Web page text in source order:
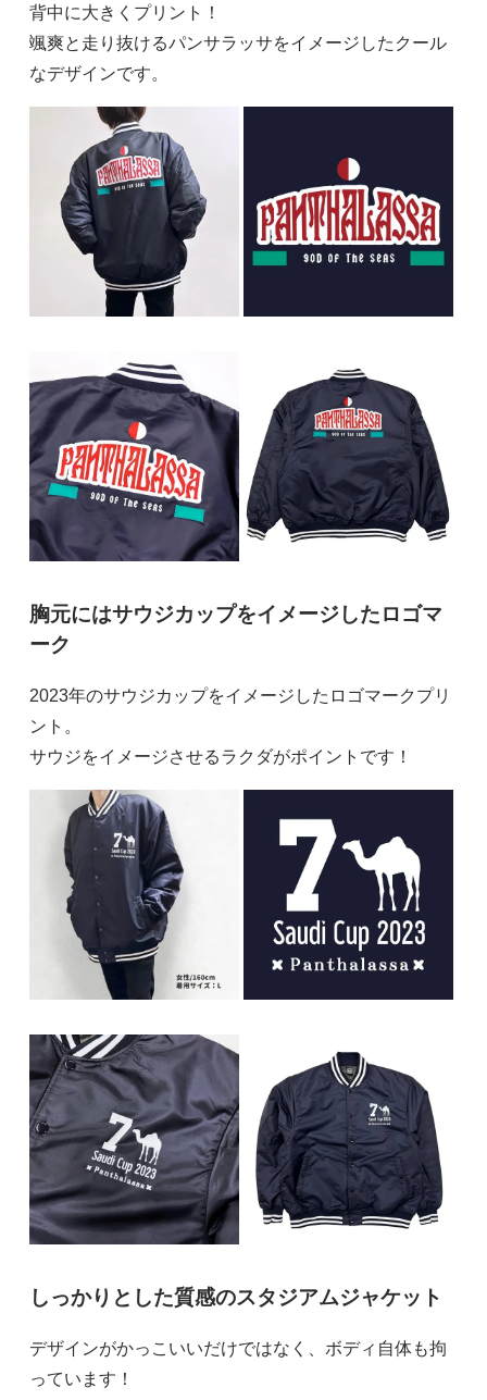
背中に大きくプリント！
颯爽と走り抜けるパンサラッサをイメージしたクール
なデザインです。
胸元にはサウジカップをイメージしたロゴマ
ーク
2023年のサウジカップをイメージしたロゴマークプリ
ント。
サウジをイメージさせるラクダがポイントです！
しっかりとした質感のスタジアムジャケット
デザインがかっこいいだけではなく、ボディ自体も拘
っています！